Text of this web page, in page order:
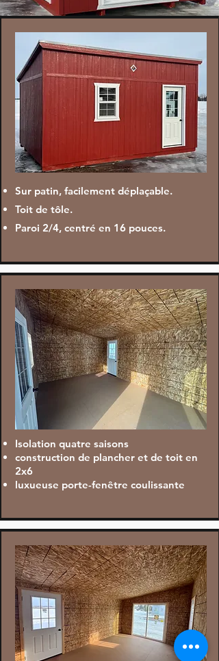
Sur patin, facilement déplaçable.
Toit de tôle.
Paroi 2/4, centré en 16 pouces.
Isolation quatre saisons
construction de plancher et de toit en
2x6
luxueuse porte-fenêtre coulissante